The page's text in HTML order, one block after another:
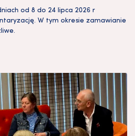
od 8 do 24 lipca 2026 r
W tym okresie zamawianie